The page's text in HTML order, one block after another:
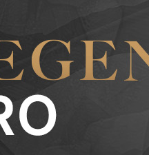
beter
wendbaar bij
het net
Snarenpatroon:
18/20 →
dichter